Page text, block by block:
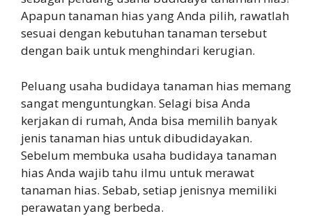
Apapun tanaman hias yang Anda pilih, rawatlah
sesuai dengan kebutuhan tanaman tersebut
dengan baik untuk menghindari kerugian.
Peluang usaha budidaya tanaman hias memang
sangat menguntungkan. Selagi bisa Anda
kerjakan di rumah, Anda bisa memilih banyak
jenis tanaman hias untuk dibudidayakan.
Sebelum membuka usaha budidaya tanaman
hias Anda wajib tahu ilmu untuk merawat
tanaman hias. Sebab, setiap jenisnya memiliki
perawatan yang berbeda.